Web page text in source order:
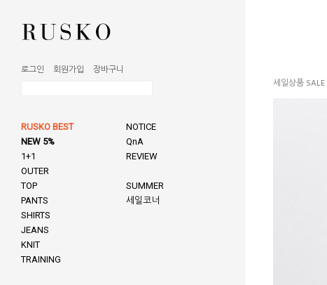
로그인 회원가입 장바구니
RUSKO BEST
NEW 5%
1+1
OUTER
TOP
PANTS
SHIRTS
JEANS
KNIT
TRAINING
NOTICE
QnA
REVIEW
SUMMER
세일코너
세일상품 SALE